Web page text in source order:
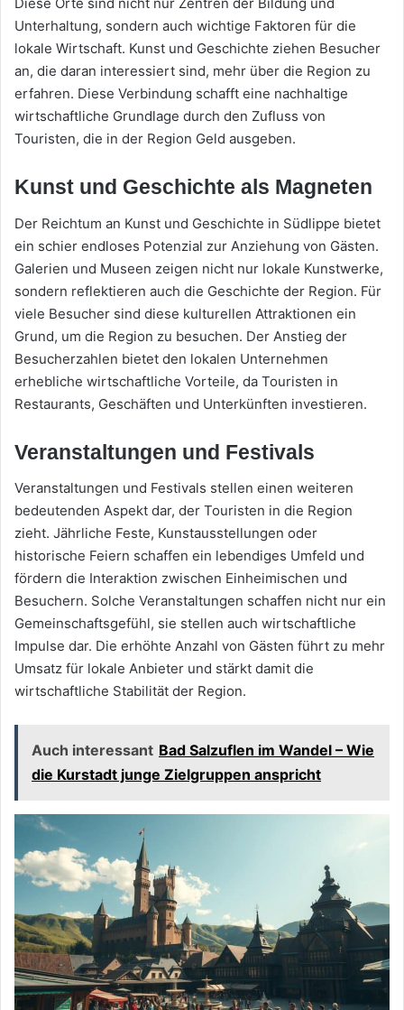
Unterhaltung, sondern auch wichtige Faktoren für die
lokale Wirtschaft. Kunst und Geschichte ziehen Besucher
an, die daran interessiert sind, mehr über die Region zu
erfahren. Diese Verbindung schafft eine nachhaltige
wirtschaftliche Grundlage durch den Zufluss von
Touristen, die in der Region Geld ausgeben.
Kunst und Geschichte als Magneten
Der Reichtum an Kunst und Geschichte in Südlippe bietet
ein schier endloses Potenzial zur Anziehung von Gästen.
Galerien und Museen zeigen nicht nur lokale Kunstwerke,
sondern reflektieren auch die Geschichte der Region. Für
viele Besucher sind diese kulturellen Attraktionen ein
Grund, um die Region zu besuchen. Der Anstieg der
Besucherzahlen bietet den lokalen Unternehmen
erhebliche wirtschaftliche Vorteile, da Touristen in
Restaurants, Geschäften und Unterkünften investieren.
Veranstaltungen und Festivals
Veranstaltungen und Festivals stellen einen weiteren
bedeutenden Aspekt dar, der Touristen in die Region
zieht. Jährliche Feste, Kunstausstellungen oder
historische Feiern schaffen ein lebendiges Umfeld und
fördern die Interaktion zwischen Einheimischen und
Besuchern. Solche Veranstaltungen schaffen nicht nur ein
Gemeinschaftsgefühl, sie stellen auch wirtschaftliche
Impulse dar. Die erhöhte Anzahl von Gästen führt zu mehr
Umsatz für lokale Anbieter und stärkt damit die
wirtschaftliche Stabilität der Region.
Auch interessant Bad Salzuflen im Wandel – Wie
die Kurstadt junge Zielgruppen anspricht